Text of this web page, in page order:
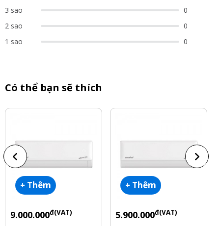
3 sao
0
2 sao
0
1 sao
0
Có thể bạn sẽ thích
+ Thêm
9.000.000đ(VAT)
+ Thêm
5.900.000đ(VAT)